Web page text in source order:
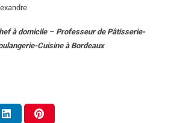
à domicile– Professeur de Pâtisserie-
Cuisine à Bordeaux